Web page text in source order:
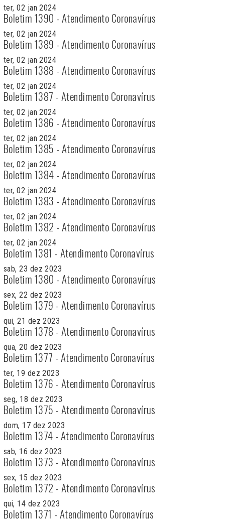
ter, 02 jan 2024
Boletim 1390 - Atendimento Coronavírus
ter, 02 jan 2024
Boletim 1389 - Atendimento Coronavírus
ter, 02 jan 2024
Boletim 1388 - Atendimento Coronavírus
ter, 02 jan 2024
Boletim 1387 - Atendimento Coronavírus
ter, 02 jan 2024
Boletim 1386 - Atendimento Coronavírus
ter, 02 jan 2024
Boletim 1385 - Atendimento Coronavírus
ter, 02 jan 2024
Boletim 1384 - Atendimento Coronavírus
ter, 02 jan 2024
Boletim 1383 - Atendimento Coronavírus
ter, 02 jan 2024
Boletim 1382 - Atendimento Coronavírus
ter, 02 jan 2024
Boletim 1381 - Atendimento Coronavírus
sab, 23 dez 2023
Boletim 1380 - Atendimento Coronavírus
sex, 22 dez 2023
Boletim 1379 - Atendimento Coronavírus
qui, 21 dez 2023
Boletim 1378 - Atendimento Coronavírus
qua, 20 dez 2023
Boletim 1377 - Atendimento Coronavírus
ter, 19 dez 2023
Boletim 1376 - Atendimento Coronavírus
seg, 18 dez 2023
Boletim 1375 - Atendimento Coronavírus
dom, 17 dez 2023
Boletim 1374 - Atendimento Coronavírus
sab, 16 dez 2023
Boletim 1373 - Atendimento Coronavírus
sex, 15 dez 2023
Boletim 1372 - Atendimento Coronavírus
qui, 14 dez 2023
Boletim 1371 - Atendimento Coronavírus